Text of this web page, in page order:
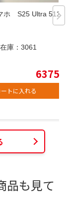
ホ S25 Ultra 512G
庫： 3061
6375
トに入れる
品も見て